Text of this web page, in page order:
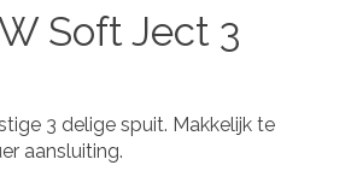
Soft Ject 3
3 delige spuit. Makkelijk te
aansluiting.